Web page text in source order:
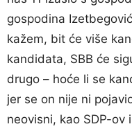
gospodina
kažem, bit će više
kandidata, SBB će
drugo – hoće li se
jer se on nije ni
neovisni, kao SDP-ov